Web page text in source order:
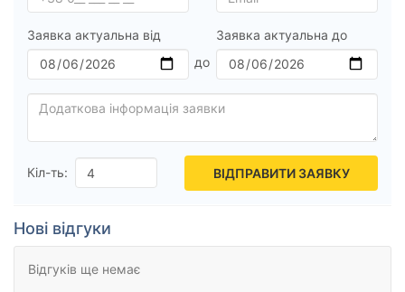
Заявка актуальна від Заявка актуальна до
Кіл-ть: ВІДПРАВИТИ ЗАЯВКУ
Нові відгуки
Відгуків ще немає
Посилена шина
Скинути